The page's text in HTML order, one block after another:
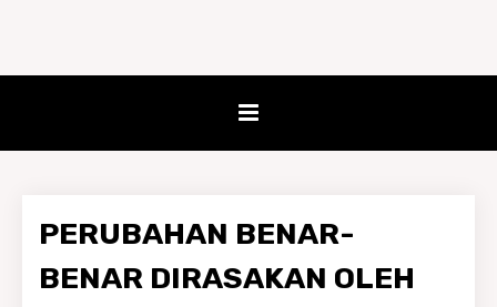
PERUBAHAN BENAR-
BENAR DIRASAKAN OLEH